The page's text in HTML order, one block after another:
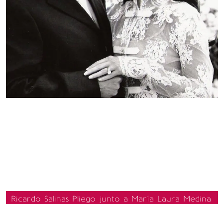
Ricardo Salinas Pliego junto a María Laura Medina